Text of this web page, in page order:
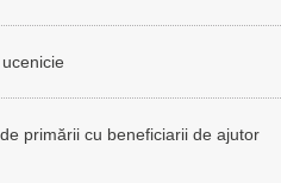
primării cu beneficiarii de ajutor